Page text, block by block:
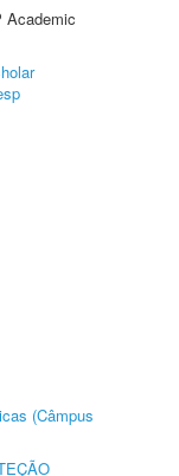
Academic
(Câmpus